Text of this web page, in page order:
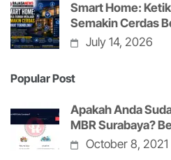
Smart Home:
Semakin Cerdas
July 14, 2026
Popular Post
Apakah Anda
MBR Surabaya?
October 8, 2021